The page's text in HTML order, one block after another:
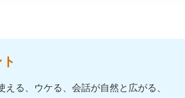
る、ウケる、会話が自然と広がる、